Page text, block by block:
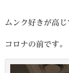
ムンク好きが高じ
コロナの前です。